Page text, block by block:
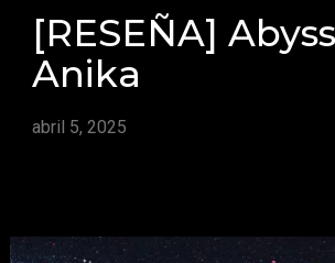
[RESEÑA]
Anika
abril 5, 2025